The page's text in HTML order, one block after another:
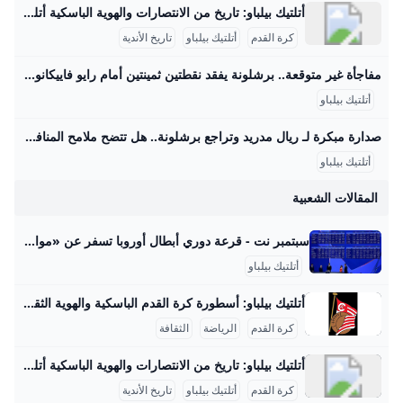
أتلتيك بيلباو: تاريخ من الانتصارات والهوية الباسكية أتلتيك بيلباو هو نادي كرة قدم عريق من إقليم الباسك في شمال إسبانيا، يتمتع بتاريخ طويل يمتد لأكثر من قرن من الزمان. تأسس النادي عام 1898 على يد مهاجرين بريطانيين في مدينة بيلباو، وبرز كأحد أعرق وأشهر الفرق الإسبانية التي حافظت على هويتها الفريدة في عالم كرة القدم، حيث يقتصر على ضم لاعبين من إقليم الباسك فقط. يعد الفريق من الأندية الثلاثة الوحيدة التي لم تهبط للدوري الثاني منذ انطلاق الدوري الإسباني، إلى جانب ريال مدريد وبرشلونة، مما يبرز التزامه الكبير بالعراقة والثبات في المنافسة.
كرة القدم أتلتيك بيلباو تاريخ الأندية
مفاجأة غير متوقعة.. برشلونة يفقد نقطتين ثمينتين أمام رايو فاييكانو في صراع الدوري الإسباني – جريدة مانشيت تعادل نادي برشلونة، حامل اللقب، أمام مضيفه رايو فاييكانو بهدف لمثله في مواجهة مثيرة أقيمت على ملعب إستاديو دي فاليكاس، ضمن منافسات الجولة الثالثة من الدوري اقرأ أيضًا:مفاجأة في قائمة الأغلى عالميًا.. ريال مدريد يتصدر.. فماذا عن باريس سان جيرمان؟ وفي الشوط الثاني، نجح رايو فاييكانو في إدراك التعادل عند الدقيقة 67 عن طريق اللاعب فران بيريز. وجاء الهدف بعد ركلة ركنية نفذها بالازون ببراعة، لتصل الكرة إلى بيريز الذي سددها بقوة لتستقر في شباك الحارس المتميز خوان جارسيا.
أتلتيك بيلباو
صدارة مبكرة لـ ريال مدريد وتراجع برشلونة.. هل تتضح ملامح المنافسة؟ جدول ترتيب الدوري الإسباني بعد الجولة الثالثة – جريدة مانشيت تصدر ريال مدريد جدول ترتيب الدوري الإسباني لكرة القدم بالعلامة الكاملة بعد انتهاء منافسات الجولة الثالثة من المسابقة. جاء ذلك عقب فوزه الصعب على ريال مايوركا، اقرأ أيضًا:مفاجأة سارة لجماهير الكرة المصرية.. لاعب منتخب مصر يوقع رسميًا لأولمبياكوس اليوناني تعادل برشلونة وفياريال يدخلان المنافسة على المراكز الأولى لم يتمكن برشلونة من تحقيق الفوز في مباراته أمام رايو فاييكانو، حيث اكتفى بالتعادل الإيجابي بهدف لمثله، مما أفقده نقطتين ثمينتين وأدى لتراجعه إلى المركز الرابع في جدول ترتيب الدوري الإسباني برصيد سبع نقاط.
أتلتيك بيلباو
المقالات الشعبية
سبتمبر نت - قرعة دوري أبطال أوروبا تسفر عن «مواجهات نارية» ٢٦ سبتمبرنت - الموقع الرسمي لوزارة الدفاع اليمنية يهتم بمتابعة ونشر مجمل الأنشطة العسكرية وكل ما يتعلق بالدولة والحكومة والقضايا المحلية وشؤون المغتربين والقضايا العربية والاقليمية والدولية, وكذا القضايا الثقافية والاقتصادية والرياضية والمنوعة وشؤون المرأة رياضة سيناريوهات ما بعد اغتيال الشهيد الرهوي الأحد: 31 آب 2025 الأخبار انطلاق “أسطول الصمود العالمي” من برشلونة بمشاركة 20 سفينة لكسر حصار غزة الأحد: 31 آب 2025 عربية ودولية استشهاد مراسلة قناة القدس مع زوجها واطفالها الأحد: 31 آب 2025 عربية ودولية
أتلتيك بيلباو
أتلتيك بيلباو: أسطورة كرة القدم الباسكية والهوية الثقافية أتلتيك بيلباو هو أحد أقدم وأعرق أندية كرة القدم في إسبانيا، تأسس عام 1898 على يد المغتربين البريطانيين في مدينة بيلباو بإقليم الباسك الشمالي. يشتهر النادي بسياسة فريدة من نوعها تقضي باللعب فقط باللاعبين الذين ينتمون إلى إقليم الباسك أو ذوي الأصول الباسكية، مما يعزز هويته الثقافية والسياسية. بقى أتلتيك بيلباو ضمن ثلاثة أندية إسبانية فقط لم تهبط من الدرجة الأولى منذ انطلاق الدوري الإسباني في 1929، إلى جانب ريال مدريد وبرشلونة، وأظهر ترسيخاً قوياً لتراث الباسك من خلال تاريخه وإنجازاته العديدة.
كرة القدم الرياضة الثقافة
أتلتيك بيلباو: تاريخ من الانتصارات والهوية الباسكية أتلتيك بيلباو هو نادي كرة قدم عريق من إقليم الباسك في شمال إسبانيا، يتمتع بتاريخ طويل يمتد لأكثر من قرن من الزمان. تأسس النادي عام 1898 على يد مهاجرين بريطانيين في مدينة بيلباو، وبرز كأحد أعرق وأشهر الفرق الإسبانية التي حافظت على هويتها الفريدة في عالم كرة القدم، حيث يقتصر على ضم لاعبين من إقليم الباسك فقط. يعد الفريق من الأندية الثلاثة الوحيدة التي لم تهبط للدوري الثاني منذ انطلاق الدوري الإسباني، إلى جانب ريال مدريد وبرشلونة، مما يبرز التزامه الكبير بالعراقة والثبات في المنافسة.
كرة القدم أتلتيك بيلباو تاريخ الأندية